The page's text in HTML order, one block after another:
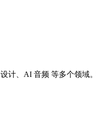
计、AI 音频 等多个领域